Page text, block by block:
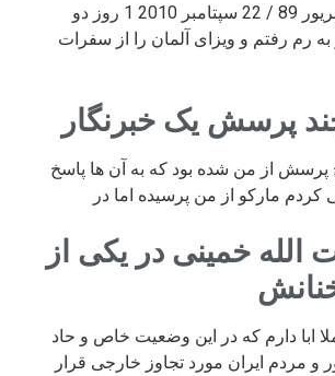
چهارشنبه 31 شهریور 89 / 22 سپتامبر 2010 1 روز دو
به رم رفتم و ویزای آلمان را از سفرات
پرسش یک خبرنگار
پرسش از من شده بود که به آن ها پاسخ
کردم مارکو از من پرسیده اما در
الله خمینی در یکی از
ابا دارم که در این وضعیت خاص و حاد
مردم ایران مورد تجاوز خارجی قرار